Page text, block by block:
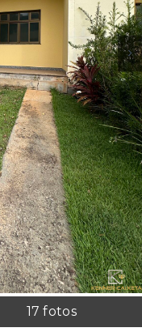
17 fotos